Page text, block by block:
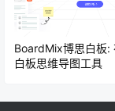
BoardMix博思白板:
白板思维导图工具